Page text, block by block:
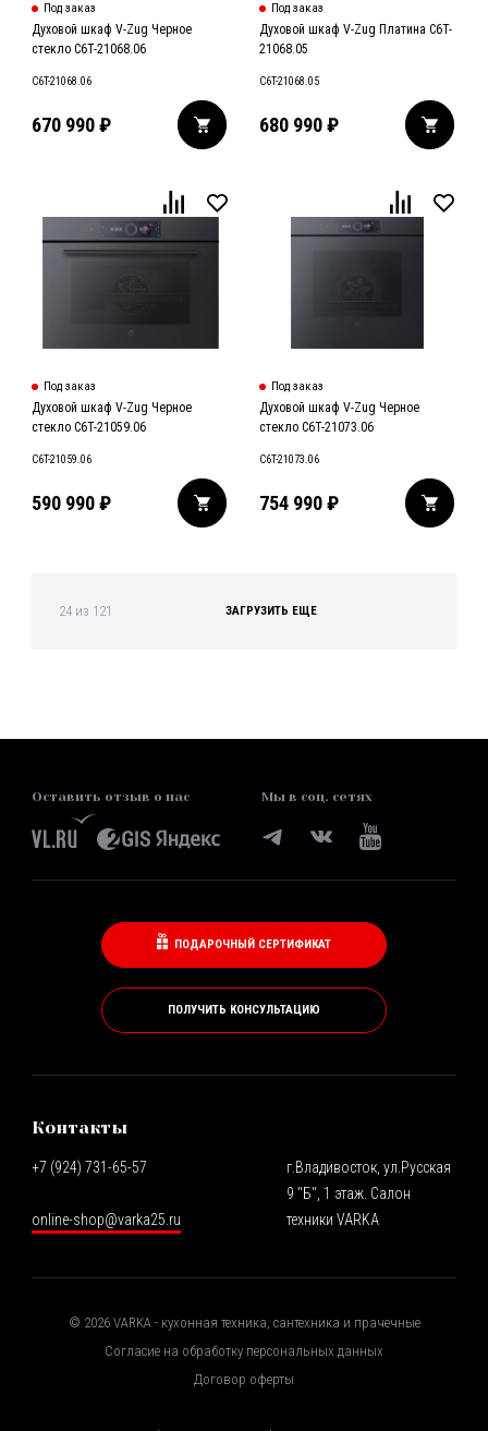
Под заказ
Духовой шкаф V-Zug Черное
стекло C6T-21068.06
C6T-21068.06
670 990₽
Под заказ
Духовой шкаф V-Zug Платина C6T-
21068.05
C6T-21068.05
680 990 ₽
Под заказ
Духовой шкаф V-Zug Черное
стекло C6T-21059.06
C6T-21059.06
590 990₽
Под заказ
Духовой шкаф V-Zug Черное
стекло C6T-21073.06
C6T-21073.06
754 990 ₽
24 из 121 ЗАГРУЗИТЬ ЕЩЕ
Оставить отзыв о нас Мы в соц. сетях
ПОДАРОЧНЫЙ СЕРТИФИКАТ
ПОЛУЧИТЬ КОНСУЛЬТАЦИЮ
Контакты
+7 (924) 731-65-57
online-shop@varka25.ru
г.Владивосток, ул.Русская
9 "Б", 1 этаж. Салон
техники VARKA
© 2026VARKA - кухонная техника, сантехника и прачечные
Согласие на обработку персональных данных
Договор оферты